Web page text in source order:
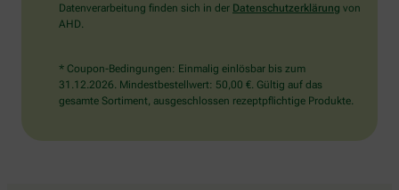
Datenverarbeitung finden sich in der Datenschutzerklärung von
AHD.
* Coupon-Bedingungen: Einmalig einlösbar bis zum
31.12.2026. Mindestbestellwert: 50,00 €. Gültig auf das
gesamte Sortiment, ausgeschlossen rezeptpflichtige Produkte.